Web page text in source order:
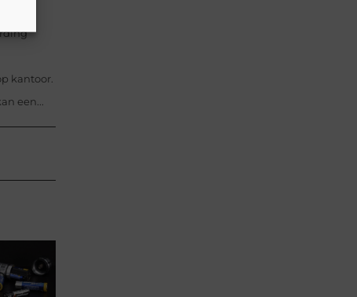
kantoor.
een...